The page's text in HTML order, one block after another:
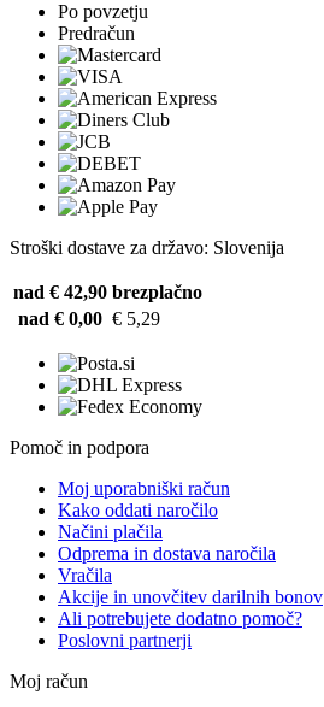
Po povzetju
Predračun
Stroški dostave za državo: Slovenija
nad € 42,90 brezplačno
nad € 0,00 € 5,29
Pomoč in podpora
Moj uporabniški račun
Kako oddati naročilo
Načini plačila
Odprema in dostava naročila
Vračila
Akcije in unovčitev darilnih bonov
Ali potrebujete dodatno pomoč?
Poslovni partnerji
Moj račun